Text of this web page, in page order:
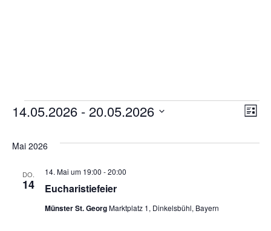
Kirchenrenovierung
Pfarrzentrum
Pfarrgarten
Veranstaltungen Liste
14.05.2026 - 20.05.2026
Mai 2026
DO.
14 Eucharistiefeier
14. Mai um 19:00 -20:00
Münster St. GeorgMarktplatz 1, Dinkelsbühl, Bayern